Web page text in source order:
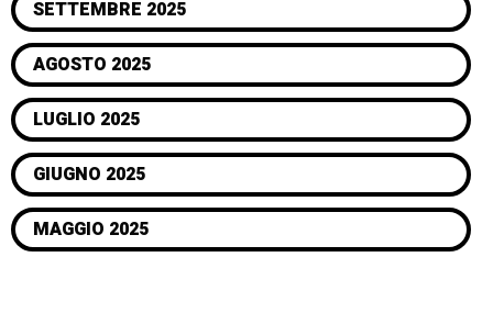
SETTEMBRE 2025
AGOSTO 2025
LUGLIO 2025
GIUGNO 2025
MAGGIO 2025